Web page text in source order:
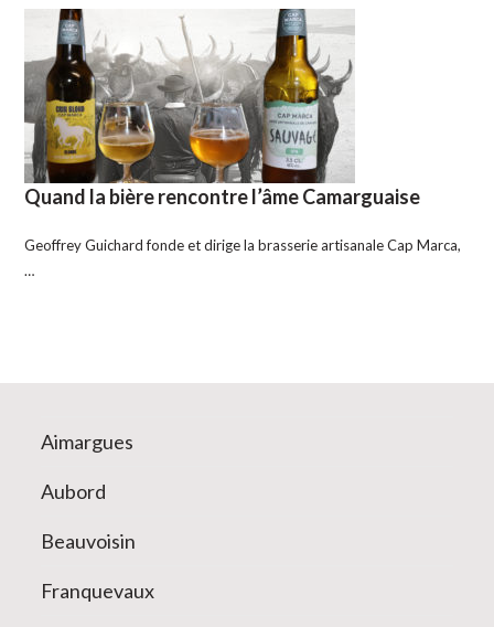
Quand la bière rencontre l’âme Camarguaise
Geoffrey Guichard fonde et dirige la brasserie artisanale Cap Marca,
…
Aimargues
Aubord
Beauvoisin
Franquevaux